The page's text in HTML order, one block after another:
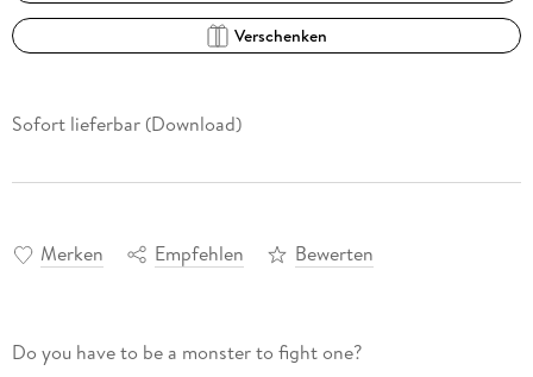
Verschenken
Sofort lieferbar (Download)
Merken Empfehlen Bewerten
Do you have to be a monster to fight one?